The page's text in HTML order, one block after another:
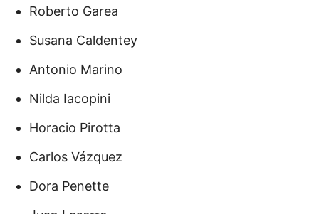
Roberto Garea
Susana Caldentey
Antonio Marino
Nilda Iacopini
Horacio Pirotta
Carlos Vázquez
Dora Penette